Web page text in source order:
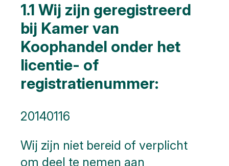
1.1 Wij zijn geregistreerd
bij Kamer van
Koophandel onder het
licentie- of
registratienummer:
20140116
Wij zijn niet bereid of verplicht
om deel te nemen aan